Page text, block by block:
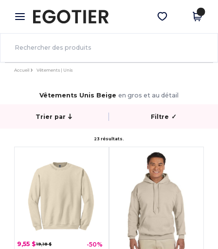
× Appli Egotier
Meilleurs prix sur l’app !
Obtenir l'appli
Accueil Vêtements | Unis
Vêtements Unis Beige en gros et au détail
Trier par Filtre ✓
23 résultats.
9,55 $19,18 $ -50%